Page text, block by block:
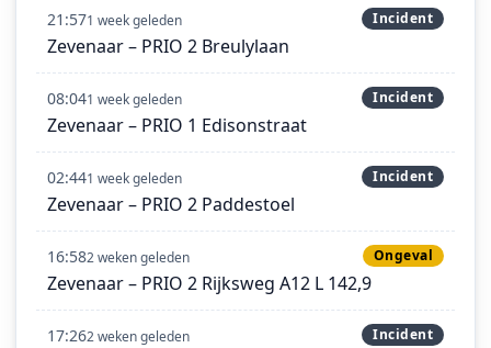
21:571 week geleden Incident
Zevenaar – PRIO 2 Breulylaan
08:041 week geleden Incident
Zevenaar – PRIO 1 Edisonstraat
02:441 week geleden Incident
Zevenaar – PRIO 2 Paddestoel
16:582 weken geleden Ongeval
Zevenaar – PRIO 2 Rijksweg A12 L 142,9
17:262 weken geleden Incident